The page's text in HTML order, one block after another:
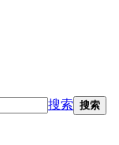
搜索 搜索